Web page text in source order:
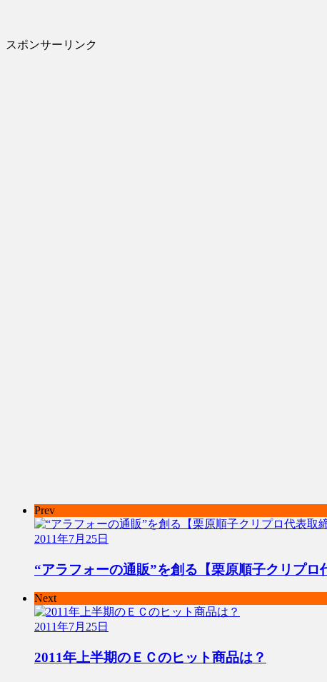
スポンサーリンク
Prev
2011年7月25日
“アラフォーの通販”を創る【栗原順子クリプロ
Next
2011年7月25日
2011年上半期のＥＣのヒット商品は？